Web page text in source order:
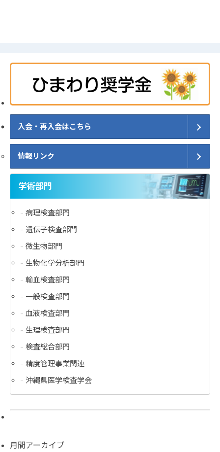
入会・再入会はこちら
情報リンク
学術部門
病理検査部門
遺伝子検査部門
微生物部門
生物化学分析部門
輸血検査部門
一般検査部門
血液検査部門
生理検査部門
検査総合部門
精度管理事業関連
沖縄県医学検査学会
月間アーカイブ